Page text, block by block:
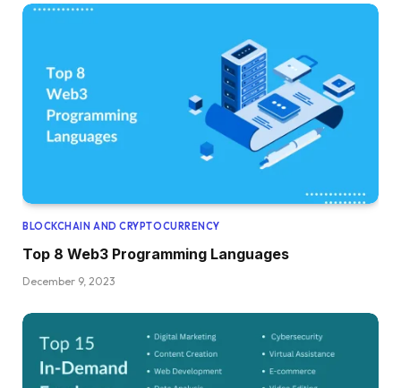
BLOCKCHAIN AND CRYPTOCURRENCY
Top 8 Web3 Programming Languages
December 9, 2023